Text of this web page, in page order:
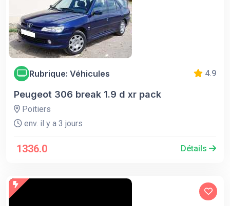
Rubrique: Véhicules 4.9
Peugeot 306 break 1.9 d xr pack
Poitiers
env. il y a 3 jours
1336.0 Détails